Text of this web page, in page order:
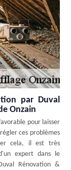
par Duval
Onzain
pour laisser
ces problèmes
cela, il est très
expert dans le
Rénovation &